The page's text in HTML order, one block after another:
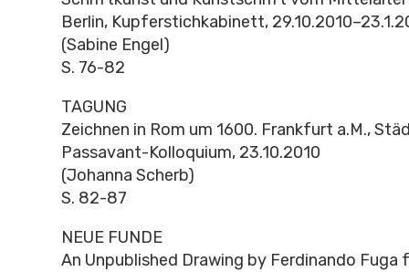
Berlin, Kupferstichkabinett,
(Sabine Engel)
S. 76-82
TAGUNG
Zeichnen in Rom um 1600. Frankfurt a.M.,
Passavant-Kolloquium, 23.10.2010
(Johanna Scherb)
S. 82-87
NEUE FUNDE
An Unpublished Drawing by Ferdinando Fuga